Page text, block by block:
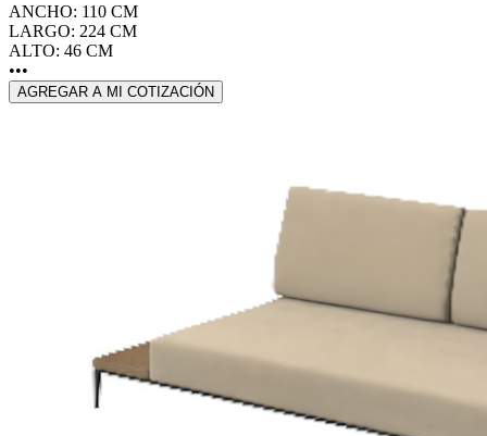
ANCHO: 110 CM
LARGO: 224 CM
ALTO: 46 CM
•••
AGREGAR A MI COTIZACIÓN